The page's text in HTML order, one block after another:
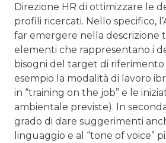
Direzione HR di ottimizzare le
profili ricercati. Nello specifico,
far emergere nella descrizione
elementi che rappresentano i
bisogni del target di riferimento
esempio la modalità di lavoro
in “training on the job” e le
ambientale previste). In
grado di dare suggerimenti
linguaggio e al “tone of voice”